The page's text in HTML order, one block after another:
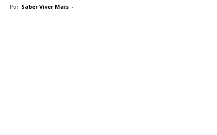
Por Saber Viver Mais -